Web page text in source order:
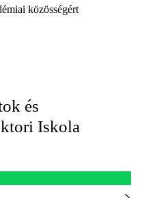
közösségért
és
Iskola